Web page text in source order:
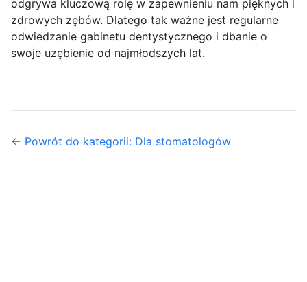
odgrywa kluczową rolę w zapewnieniu nam pięknych i
zdrowych zębów. Dlatego tak ważne jest regularne
odwiedzanie gabinetu dentystycznego i dbanie o
swoje uzębienie od najmłodszych lat.
← Powrót do kategorii: Dla stomatologów